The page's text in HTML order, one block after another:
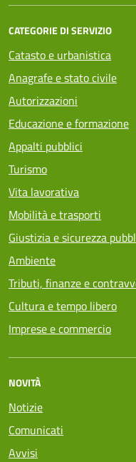
CATEGORIE DI SERVIZIO
Catasto e urbanistica
Anagrafe e stato civile
Autorizzazioni
Educazione e formazione
Appalti pubblici
Turismo
Vita lavorativa
Mobilità e trasporti
Giustizia e sicurezza
Ambiente
Tributi, finanze e
Cultura e tempo libero
Imprese e commercio
NOVITÀ
Notizie
Comunicati
Avvisi